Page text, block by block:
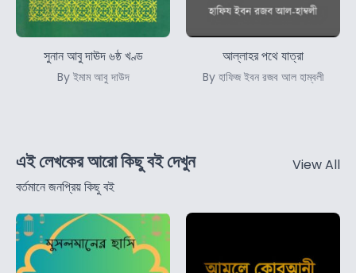
সুনান আবু দাঊদ ৬ষ্ঠ খণ্ড
By ইমাম আবু দাউদ
আল্লাহর পথে যাত্রা
By হাফিজ ইবন রজব আল হাম্বলী
এই লেখকের আরো কিছু বই দেখুন
বর্তমানে জনপ্রিয় কিছু বই
View All